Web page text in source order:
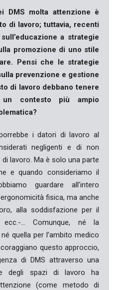
DMS molta attenzione è
di lavoro; tuttavia, recenti
a strategie
promozione di uno stile
Pensi che le strategie
prevenzione e gestione
di lavoro debbano tenere
un contesto più ampio
i datori di lavoro al
negligenti e di non
lavoro. Ma è solo una parte
e quando consideriamo il
guardare all’intero
fisica, ma anche
alla soddisfazione per il
… Comunque, né la
quella per l’ambito medico
questo approccio,
di DMS attraverso una
degli spazi di lavoro ha
(come metodo di